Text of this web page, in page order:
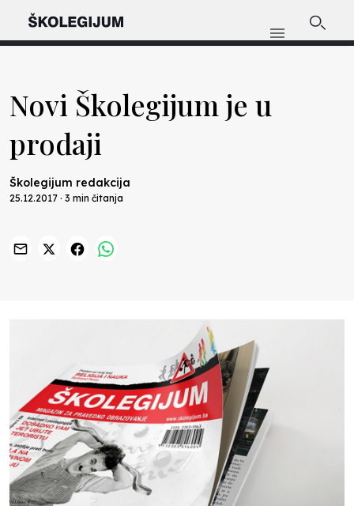
Novi Školegijum je u
prodaji
Školegijum redakcija
25.12.2017 · 3 min čitanja